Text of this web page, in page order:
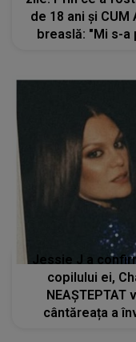
de 18 ani și CUM
breaslă: "Mi s-a
Jessie J a
copilului ei,
cântăreața a